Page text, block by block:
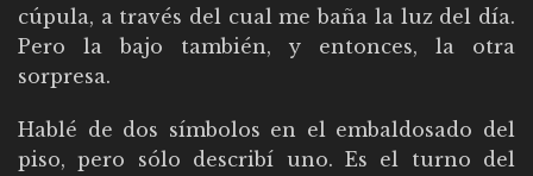
cúpula, a través del cual me baña la luz del día.
Pero la bajo también, y entonces, la otra
sorpresa.
Hablé de dos símbolos en el embaldosado del
piso, pero sólo describí uno. Es el turno del